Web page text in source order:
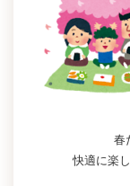
春
快適に楽